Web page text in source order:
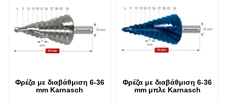
Φρέζα με διαβάθμιση 6-36
mm Karnasch
Φρέζα με διαβάθμιση 6-36
mm μπλε Karnasch